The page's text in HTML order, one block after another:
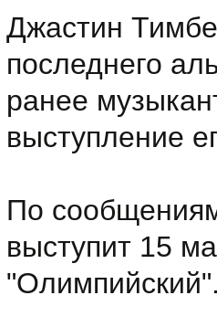
Джастин
последнего
ранее
выступление
По
выступит 15